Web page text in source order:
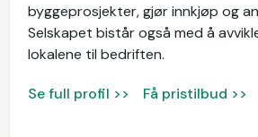
byggeprosjekter, gjør innkjøp og
Selskapet bistår også med å
lokalene til bedriften.
Se full profil >> Få pristilbud >>